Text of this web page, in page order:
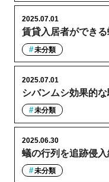
賃貸入居者ができ
2025.07.01
未分類
シバンムシ効果的
2025.07.01
未分類
蟻の行列を追跡侵
2025.06.30
未分類